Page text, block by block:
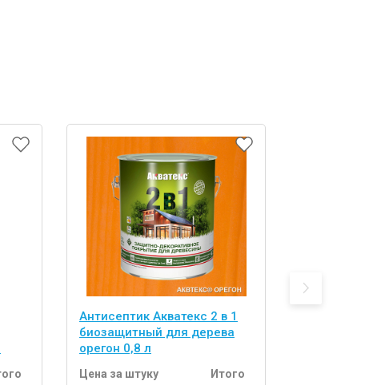
Антисептик Акватекс 2 в 1
биозащитный для дерева
орегон 0,8 л
Цена за штуку Итого